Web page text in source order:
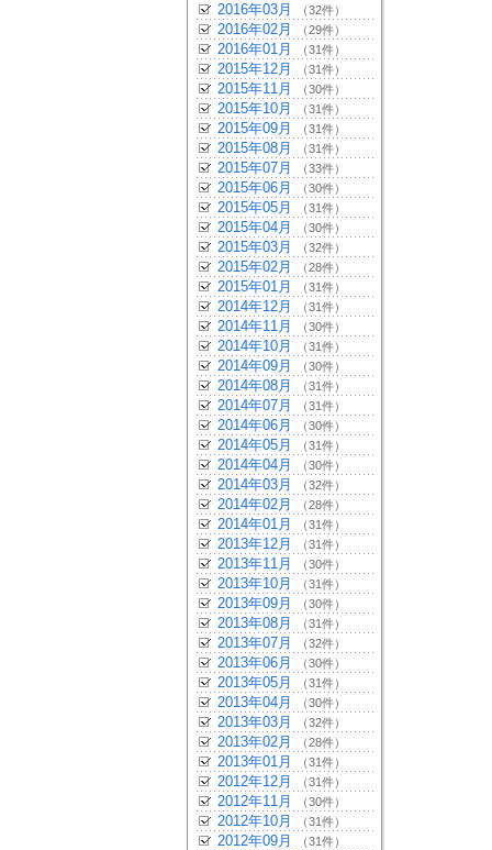
2016年03月 （32件）
2016年02月 （29件）
2016年01月 （31件）
2015年12月 （31件）
2015年11月 （30件）
2015年10月 （31件）
2015年09月 （31件）
2015年08月 （31件）
2015年07月 （33件）
2015年06月 （30件）
2015年05月 （31件）
2015年04月 （30件）
2015年03月 （32件）
2015年02月 （28件）
2015年01月 （31件）
2014年12月 （31件）
2014年11月 （30件）
2014年10月 （31件）
2014年09月 （30件）
2014年08月 （31件）
2014年07月 （31件）
2014年06月 （30件）
2014年05月 （31件）
2014年04月 （30件）
2014年03月 （32件）
2014年02月 （28件）
2014年01月 （31件）
2013年12月 （31件）
2013年11月 （30件）
2013年10月 （31件）
2013年09月 （30件）
2013年08月 （31件）
2013年07月 （32件）
2013年06月 （30件）
2013年05月 （31件）
2013年04月 （30件）
2013年03月 （32件）
2013年02月 （28件）
2013年01月 （31件）
2012年12月 （31件）
2012年11月 （30件）
2012年10月 （31件）
2012年09月 （31件）